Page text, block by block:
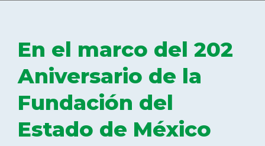
COMITÉ EJECUTIVO
COMISIÓN DE VIGILANCIA
SECCIONES
En el marco del 202
Aniversario de la
Fundación del
Estado de México